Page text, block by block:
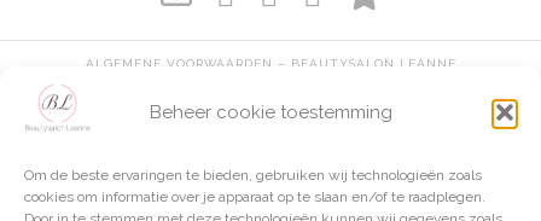
Beheer cookie toestemming
Om de beste ervaringen te bieden, gebruiken wij technologieën zoals
cookies om informatie over je apparaat op te slaan en/of te raadplegen.
ALGEMENE VOORWAARDEN – BEAUTYSALON LEANNE
COOKIEBELEID (EU)